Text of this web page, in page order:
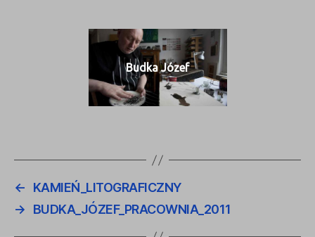
Bud­ka Józef
←
KAMIEŃ_LITOGRAFICZNY
→
BUDKA_JÓZEF_PRACOWNIA_2011